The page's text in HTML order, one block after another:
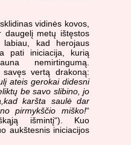
vidinės kovos,
metų ištęstos
labiau, kad herojaus
pati iniciacija, kurią
nemirtingumą.
vertą drakoną:
ateis gerokai didesni
be savo slibino, jo
karšta saulė dar
pirmykščio miško!“
išmintį“). Kuo
aukštesnis iniciacijos